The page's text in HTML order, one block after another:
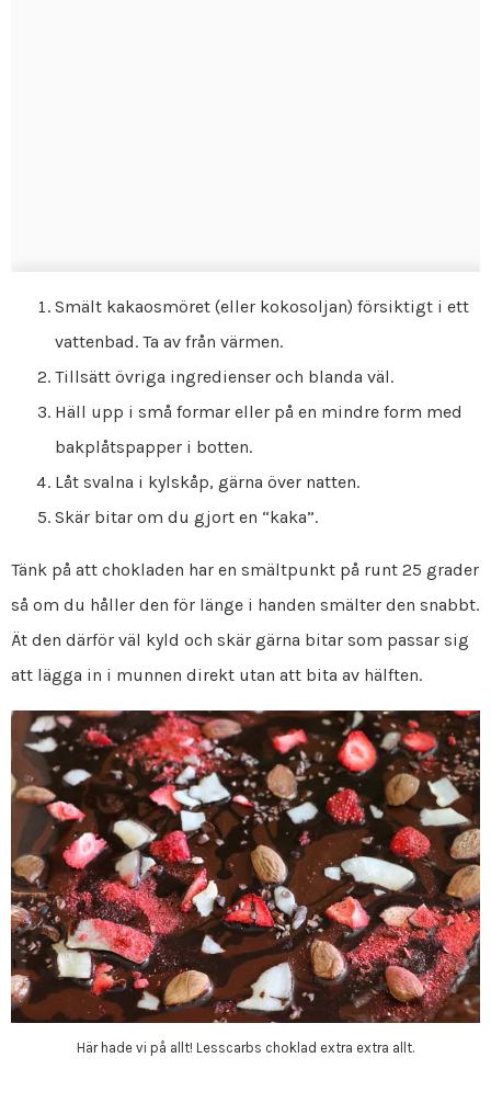
Smält kakaosmöret (eller kokosoljan) försiktigt i ett
vattenbad. Ta av från värmen.
Tillsätt övriga ingredienser och blanda väl.
Häll upp i små formar eller på en mindre form med
bakplåtspapper i botten.
Låt svalna i kylskåp, gärna över natten.
Skär bitar om du gjort en “kaka”.
Tänk på att chokladen har en smältpunkt på runt 25 grader
så om du håller den för länge i handen smälter den snabbt.
Ät den därför väl kyld och skär gärna bitar som passar sig
att lägga in i munnen direkt utan att bita av hälften.
Här hade vi på allt! Lesscarbs choklad extra extra allt.